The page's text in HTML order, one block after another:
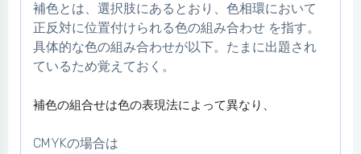
補色とは、選択肢にあるとおり、 色相環において
正反対に位置付けられる色の組み合わせ を指す。
具体的な色の組み合わせが以下。たまに出題され
ているため覚えておく。
補色の組合せは色の表現法によって異なり、
CMYKの場合は